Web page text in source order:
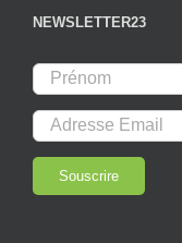
NEWSLETTER23